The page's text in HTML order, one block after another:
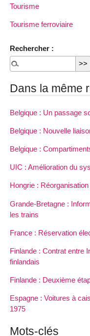
Tourisme
Tourisme ferroviaire
Rechercher :
Dans la même
Belgique : Un passage
Belgique : Nouvelle
Belgique :
UIC : Amélioration du
Hongrie :
Grande-Bretagne :
les trains
France : Réservation
Finlande : Contrat entre
finlandais
Finlande : Deuxième
Espagne : Voitures à
1975
Mots-clés